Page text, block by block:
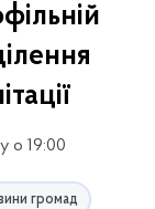
о 19:00
громад